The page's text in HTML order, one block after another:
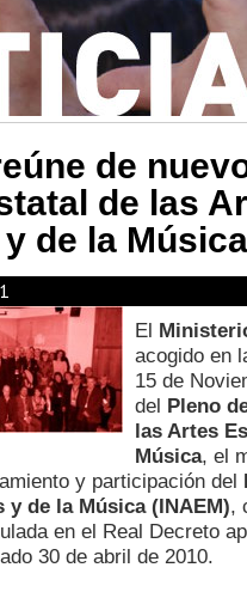
de
de las
de la
El
acogido en
15 de
del Pleno
las Artes
Música, el
y participación del
y de la Música (INAEM),
en el Real Decreto
30 de abril de 2010.